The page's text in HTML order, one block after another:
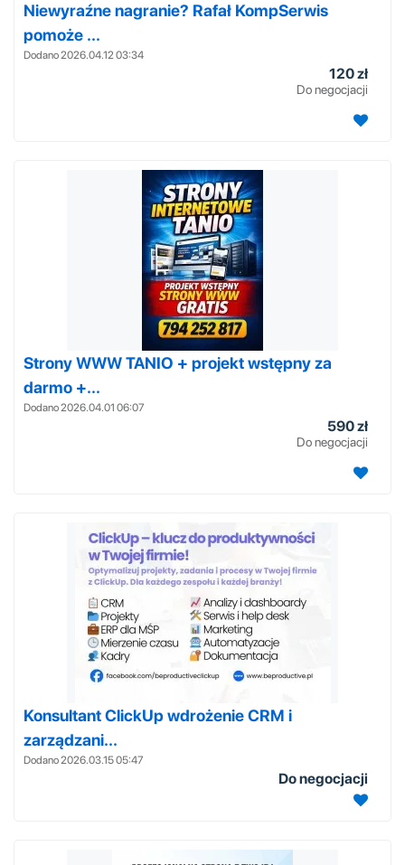
Niewyraźne nagranie? Rafał KompSerwis
pomoże ...
Dodano 2026.04.12 03:34
120 zł
Do negocjacji
Strony WWW TANIO + projekt wstępny za
darmo +...
Dodano 2026.04.01 06:07
590 zł
Do negocjacji
Konsultant ClickUp wdrożenie CRM i
zarządzani...
Dodano 2026.03.15 05:47
Do negocjacji